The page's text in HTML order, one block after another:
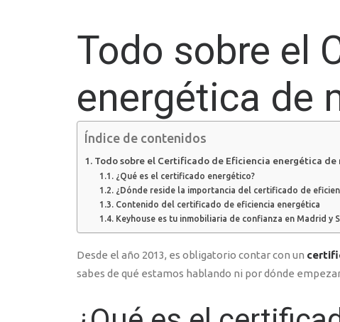
Todo sobre el
energética de
Índice de contenidos
Todo sobre el Certificado de Eficiencia energética de
¿Qué es el certificado energético?
¿Dónde reside la importancia del certificado de
Contenido del certificado de eficiencia energética
Keyhouse es tu inmobiliaria de confianza en Madrid y
Desde el año 2013, es obligatorio contar con un
sabes de qué estamos hablando ni por dónde